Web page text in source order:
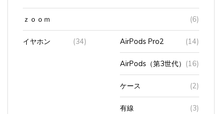
ｚｏｏｍ (6)
イヤホン (34) AirPods Pro2 (14)
AirPods（第3世代）(16)
ケース (2)
有線 (3)